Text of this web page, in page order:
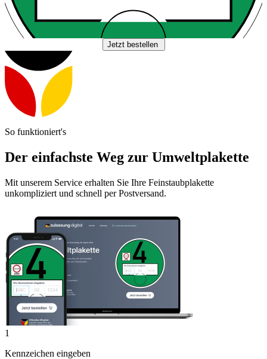
Jetzt bestellen
So funktioniert's
Der einfachste Weg zur Umweltplakette
Mit unserem Service erhalten Sie Ihre Feinstaubplakette
unkompliziert und schnell per Postversand.
1
Kennzeichen eingeben